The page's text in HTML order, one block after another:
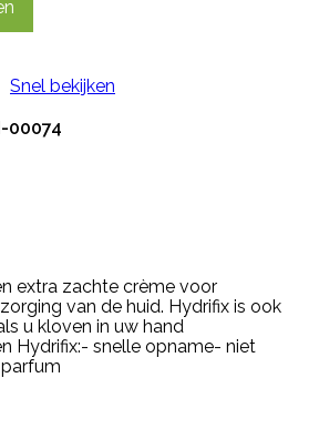
Snel bekijken
00074
extra zachte crème voor
van de huid. Hydrifix is ook
u kloven in uw hand
Hydrifix:- snelle opname- niet